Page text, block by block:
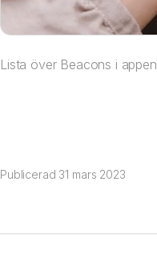
Lista över Beacons i appen
Publicerad 31 mars 2023